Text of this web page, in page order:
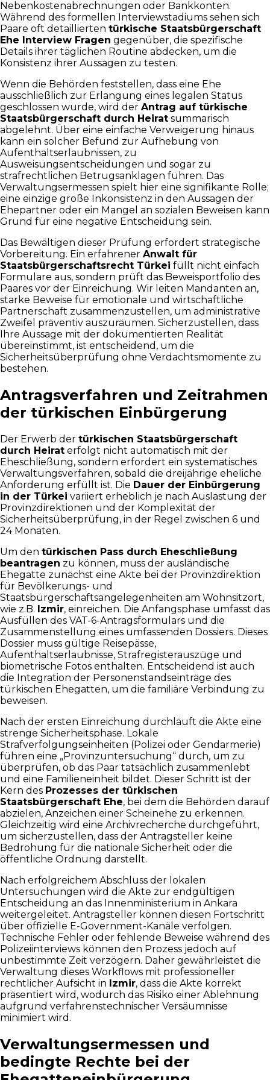
Nebenkostenabrechnungen oder Bankkonten.
Während des formellen Interviewstadiums sehen sich
Paare oft detaillierten türkische Staatsbürgerschaft
Ehe Interview Fragen gegenüber, die spezifische
Details ihrer täglichen Routine abdecken, um die
Konsistenz ihrer Aussagen zu testen.
Wenn die Behörden feststellen, dass eine Ehe
ausschließlich zur Erlangung eines legalen Status
geschlossen wurde, wird der Antrag auf türkische
Staatsbürgerschaft durch Heirat summarisch
abgelehnt. Über eine einfache Verweigerung hinaus
kann ein solcher Befund zur Aufhebung von
Aufenthaltserlaubnissen, zu
Ausweisungsentscheidungen und sogar zu
strafrechtlichen Betrugsanklagen führen. Das
Verwaltungsermessen spielt hier eine signifikante Rolle;
eine einzige große Inkonsistenz in den Aussagen der
Ehepartner oder ein Mangel an sozialen Beweisen kann
Grund für eine negative Entscheidung sein.
Das Bewältigen dieser Prüfung erfordert strategische
Vorbereitung. Ein erfahrener Anwalt für
Staatsbürgerschaftsrecht Türkei füllt nicht einfach
Formulare aus, sondern prüft das Beweisportfolio des
Paares vor der Einreichung. Wir leiten Mandanten an,
starke Beweise für emotionale und wirtschaftliche
Partnerschaft zusammenzustellen, um administrative
Zweifel präventiv auszuräumen. Sicherzustellen, dass
Ihre Aussage mit der dokumentierten Realität
übereinstimmt, ist entscheidend, um die
Sicherheitsüberprüfung ohne Verdachtsmomente zu
bestehen.
Antragsverfahren und Zeitrahmen
der türkischen Einbürgerung
Der Erwerb der türkischen Staatsbürgerschaft
durch Heirat erfolgt nicht automatisch mit der
Eheschließung, sondern erfordert ein systematisches
Verwaltungsverfahren, sobald die dreijährige eheliche
Anforderung erfüllt ist. Die Dauer der Einbürgerung
in der Türkei variiert erheblich je nach Auslastung der
Provinzdirektionen und der Komplexität der
Sicherheitsüberprüfung, in der Regel zwischen 6 und
24 Monaten.
Um den türkischen Pass durch Eheschließung
beantragen zu können, muss der ausländische
Ehegatte zunächst eine Akte bei der Provinzdirektion
für Bevölkerungs- und
Staatsbürgerschaftsangelegenheiten am Wohnsitzort,
wie z.B. Izmir, einreichen. Die Anfangsphase umfasst das
Ausfüllen des VAT-6-Antragsformulars und die
Zusammenstellung eines umfassenden Dossiers. Dieses
Dossier muss gültige Reisepässe,
Aufenthaltserlaubnisse, Strafregisterauszüge und
biometrische Fotos enthalten. Entscheidend ist auch
die Integration der Personenstandseinträge des
türkischen Ehegatten, um die familiäre Verbindung zu
beweisen.
Nach der ersten Einreichung durchläuft die Akte eine
strenge Sicherheitsphase. Lokale
Strafverfolgungseinheiten (Polizei oder Gendarmerie)
führen eine „Provinzuntersuchung“ durch, um zu
überprüfen, ob das Paar tatsächlich zusammenlebt
und eine Familieneinheit bildet. Dieser Schritt ist der
Kern des Prozesses der türkischen
Staatsbürgerschaft Ehe, bei dem die Behörden darauf
abzielen, Anzeichen einer Scheinehe zu erkennen.
Gleichzeitig wird eine Archivrecherche durchgeführt,
um sicherzustellen, dass der Antragsteller keine
Bedrohung für die nationale Sicherheit oder die
öffentliche Ordnung darstellt.
Nach erfolgreichem Abschluss der lokalen
Untersuchungen wird die Akte zur endgültigen
Entscheidung an das Innenministerium in Ankara
weitergeleitet. Antragsteller können diesen Fortschritt
über offizielle E-Government-Kanäle verfolgen.
Technische Fehler oder fehlende Beweise während des
Polizeiinterviews können den Prozess jedoch auf
unbestimmte Zeit verzögern. Daher gewährleistet die
Verwaltung dieses Workflows mit professioneller
rechtlicher Aufsicht in Izmir, dass die Akte korrekt
präsentiert wird, wodurch das Risiko einer Ablehnung
aufgrund verfahrenstechnischer Versäumnisse
minimiert wird.
Verwaltungsermessen und
bedingte Rechte bei der